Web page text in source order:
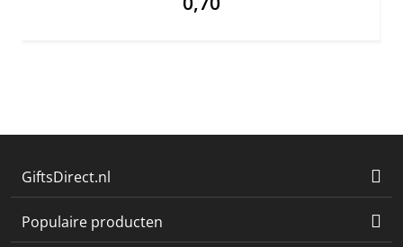
GiftsDirect.nl
Populaire producten